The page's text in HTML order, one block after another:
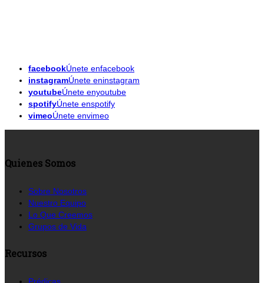
facebookÚnete enfacebook
instagramÚnete eninstagram
youtubeÚnete enyoutube
spotifyÚnete enspotify
vimeoÚnete envimeo
Quienes Somos
Sobre Nosotros
Nuestro Equipo
Lo Que Creemos
Grupos de Vida
Recursos